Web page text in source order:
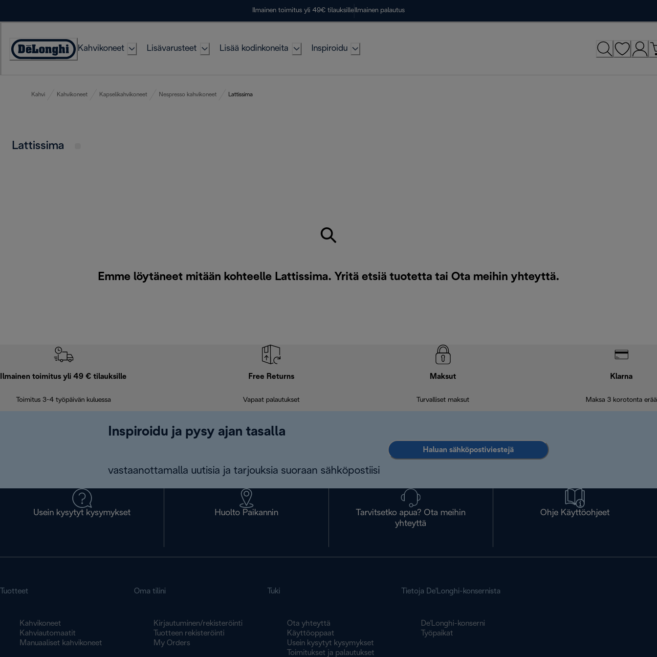
Ilmainen toimitus yli 49€ tilauksille Ilmainen palautus
Accessibility
Kahvikoneet Lisävarusteet Lisää kodinkoneita Inspiroidu
Kahvi Kahvikoneet Kapselikahvikoneet Nespresso kahvikoneet Lattissima
Lattissima
Emme löytäneet mitään kohteelle Lattissima. Yritä etsiä tuotetta tai Ota meihin yhteyttä.
Ilmainen toimitus yli 49 € tilauksille
Toimitus 3-4 työpäivän kuluessa
Free Returns
Vapaat palautukset
Maksut
Turvalliset maksut
Klarna
Maksa 3 korotonta erää
Inspiroidu ja pysy ajan tasalla
vastaanottamalla uutisia ja tarjouksia suoraan sähköpostiisi
Haluan sähköpostiviestejä
Usein kysytyt kysymykset Huolto Paikannin
Tarvitsetko apua? Ota meihin
yhteyttä
Ohje Käyttöohjeet
Tuotteet
Kahvikoneet
Kahviautomaatit
Manuaaliset kahvikoneet
Oma tilini
Kirjautuminen/rekisteröinti
Tuotteen rekisteröinti
My Orders
Tuki
Ota yhteyttä
Käyttöoppaat
Usein kysytyt kysymykset
Toimitukset ja palautukset
Tietoja De'Longhi-konsernista
De'Longhi-konserni
Työpaikat